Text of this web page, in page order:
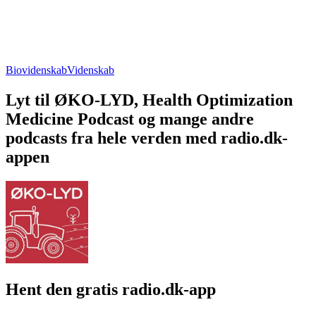
BiovidenskabVidenskab
Lyt til ØKO-LYD, Health Optimization
Medicine Podcast og mange andre
podcasts fra hele verden med radio.dk-
appen
Hent den gratis radio.dk-app